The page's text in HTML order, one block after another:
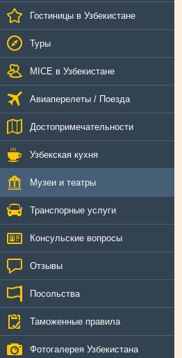
Гостиницы в Узбекистане
Туры
MICE в Узбекистане
Авиаперелеты / Поезда
Достопримечательности
Узбекская кухня
Музеи и театры
Транспорные услуги
Консульские вопросы
Отзывы
Посольства
Таможенные правила
Фотогалерея Узбекистана